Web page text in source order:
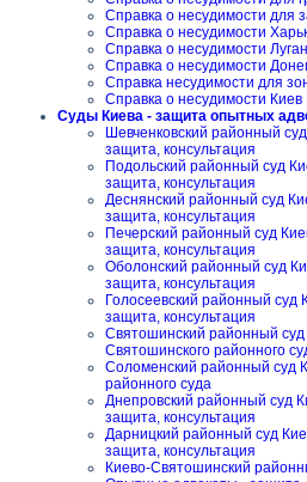
Справка о несудимости для
Справка о несудимости
Справка о несудимости
Справка о несудимости
Справка несудимости для
Справка о несудимости Киев
Суды Киева - защита опытных
Шевченковский районный
защита, консультация
Подольский районный суд
защита, консультация
Деснянский районный суд
защита, консультация
Печерский районный суд
защита, консультация
Оболонский районный суд
защита, консультация
Голосеевский районный
защита, консультация
Святошинский районный суд
Святошинского районного
Соломенский районный суд
районного суда
Днепровский районный суд
защита, консультация
Дарницкий районный суд
защита, консультация
Киево-Святошинский